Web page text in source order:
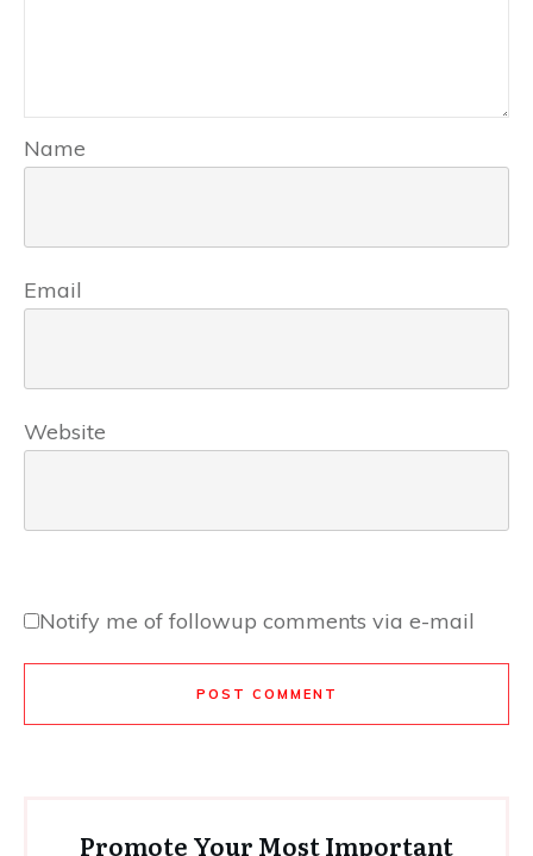
Name
Email
Website
Notify me of followup comments via e-mail
POST COMMENT
Promote Your Most Important